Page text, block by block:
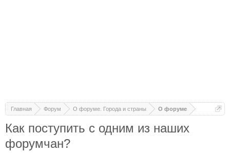
Главная Форум О форуме. Города и страны О форуме
Как поступить с одним из наших
форумчан?